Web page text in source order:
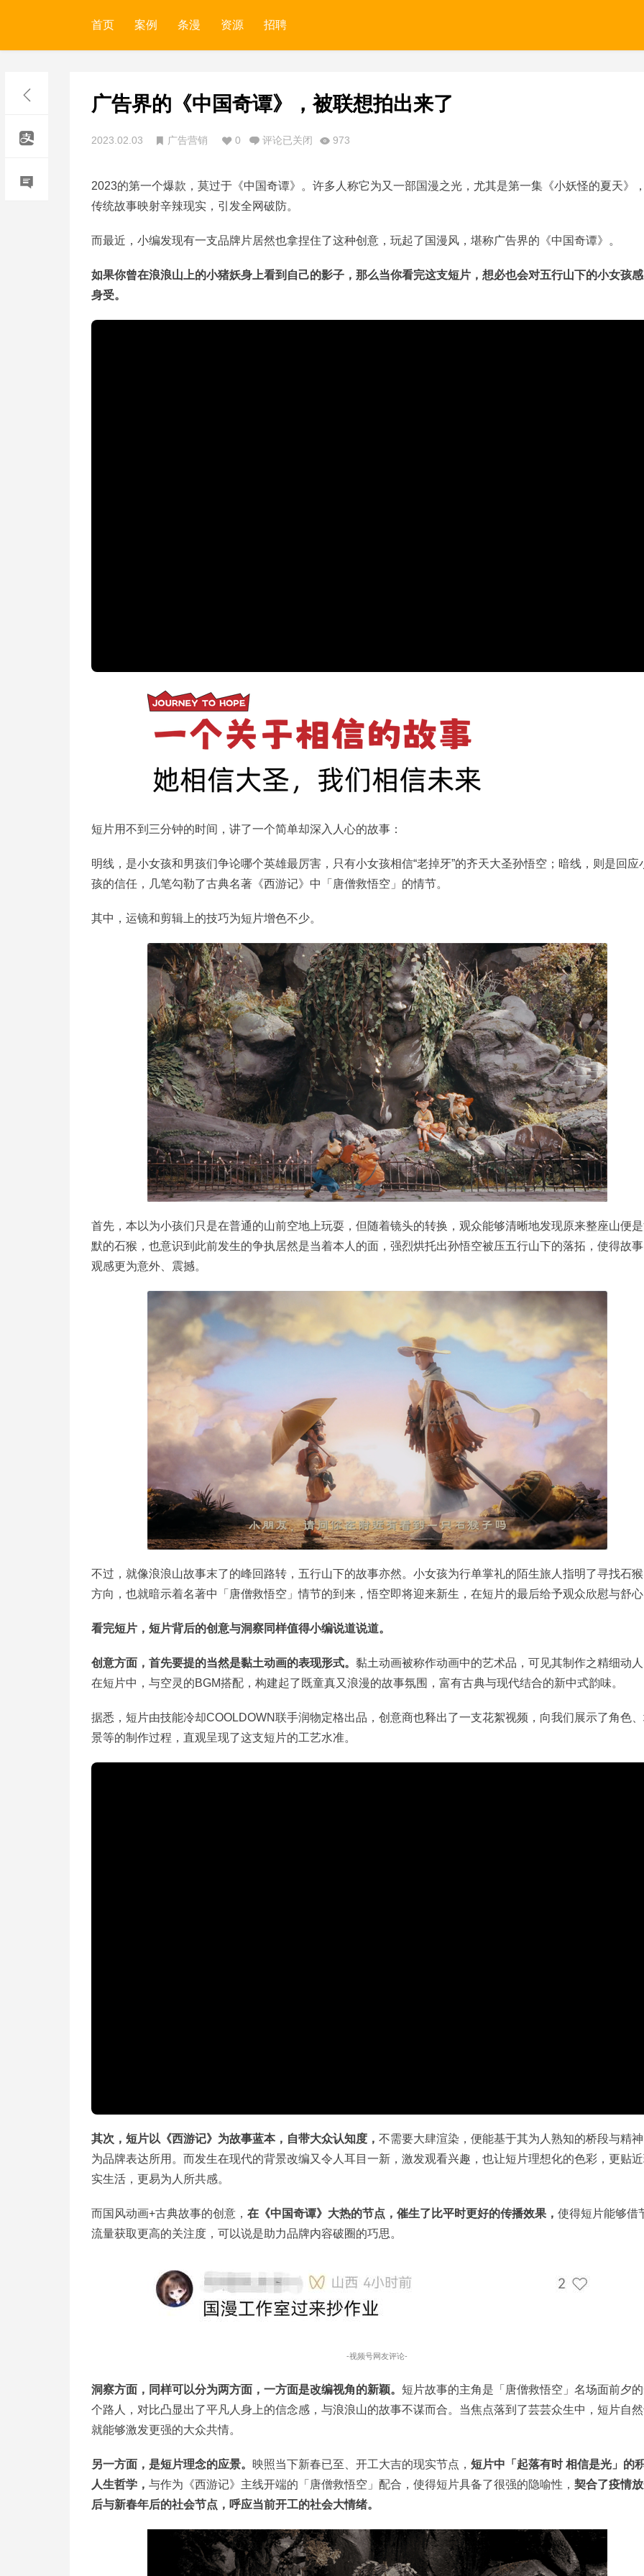
首页 案例 条漫 资源 招聘
广告界的《中国奇谭》，被联想拍出来了
2023.02.03 广告营销 0 评论已关闭 973
2023的第一个爆款，莫过于《中国奇谭》。许多人称它为又一部国漫之光，尤其是第一集《小妖怪的夏天》
传统故事映射辛辣现实，引发全网破防。
而最近，小编发现有一支品牌片居然也拿捏住了这种创意，玩起了国漫风，堪称广告界的《中国奇谭》。
如果你曾在浪浪山上的小猪妖身上看到自己的影子，那么当你看完这支短片，想必也会对五行山下的小女孩
身受。
短片用不到三分钟的时间，讲了一个简单却深入人心的故事：
明线，是小女孩和男孩们争论哪个英雄最厉害，只有小女孩相信“老掉牙”的齐天大圣孙悟空；暗线，则是回应
孩的信任，几笔勾勒了古典名著《西游记》中「唐僧救悟空」的情节。
其中，运镜和剪辑上的技巧为短片增色不少。
首先，本以为小孩们只是在普通的山前空地上玩耍，但随着镜头的转换，观众能够清晰地发现原来整座山便
默的石猴，也意识到此前发生的争执居然是当着本人的面，强烈烘托出孙悟空被压五行山下的落拓，使得故
观感更为意外、震撼。
不过，就像浪浪山故事末了的峰回路转，五行山下的故事亦然。小女孩为行单掌礼的陌生旅人指明了寻找石
方向，也就暗示着名著中「唐僧救悟空」情节的到来，悟空即将迎来新生，在短片的最后给予观众欣慰与舒
看完短片，短片背后的创意与洞察同样值得小编说道说道。
创意方面，首先要提的当然是黏土动画的表现形式。 黏土动画被称作动画中的艺术品，可见其制作之精细动
在短片中，与空灵的BGM搭配，构建起了既童真又浪漫的故事氛围，富有古典与现代结合的新中式韵味。
据悉，短片由技能冷却COOLDOWN联手润物定格出品，创意商也释出了一支花絮视频，向我们展示了角色
景等的制作过程，直观呈现了这支短片的工艺水准。
其次，短片以《西游记》为故事蓝本，自带大众认知度， 不需要大肆渲染，便能基于其为人熟知的桥段与精
为品牌表达所用。而发生在现代的背景改编又令人耳目一新，激发观看兴趣，也让短片理想化的色彩，更贴
实生活，更易为人所共感。
而国风动画+古典故事的创意， 在《中国奇谭》大热的节点，催生了比平时更好的传播效果， 使得短片能够借
流量获取更高的关注度，可以说是助力品牌内容破圈的巧思。
-视频号网友评论-
洞察方面，同样可以分为两方面，一方面是改编视角的新颖。 短片故事的主角是「唐僧救悟空」名场面前夕
个路人，对比凸显出了平凡人身上的信念感，与浪浪山的故事不谋而合。当焦点落到了芸芸众生中，短片自
就能够激发更强的大众共情。
另一方面，是短片理念的应景。 映照当下新春已至、开工大吉的现实节点， 短片中「起落有时 相信是光」的
人生哲学， 与作为《西游记》主线开端的「唐僧救悟空」配合，使得短片具备了很强的隐喻性， 契合了疫情
后与新春年后的社会节点，呼应当前开工的社会大情绪。